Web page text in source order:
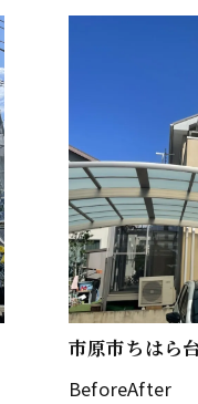
市原市ちはら
BeforeAfter